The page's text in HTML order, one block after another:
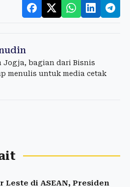
Jogja, bagian dari Bisnis
menulis untuk media cetak
di ASEAN, Presiden